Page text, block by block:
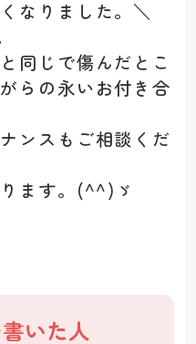
なりました。＼
同じで傷んだとこ
らの永いお付き合
ンスもご相談くだ
す。(^^)ゞ
いた人